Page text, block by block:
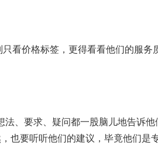
看价格标签，更得看看他们的服务
、要求、疑问都一股脑儿地告诉
也要听听他们的建议，毕竟他们是